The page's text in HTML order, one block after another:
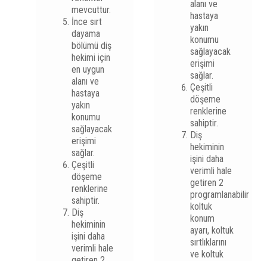
mevcuttur.
İnce sırt
dayama
bölümü diş
hekimi için
en uygun
alanı ve
hastaya
yakın
konumu
sağlayacak
erişimi
sağlar.
Çeşitli
döşeme
renklerine
sahiptir.
Diş
hekiminin
işini daha
verimli hale
alanı ve
hastaya
yakın
konumu
sağlayacak
erişimi
sağlar.
Çeşitli
döşeme
renklerine
sahiptir.
Diş
hekiminin
işini daha
verimli hale
getiren 2
programlanabilir
koltuk
konum
ayarı, koltuk
sırtlıklarını
ve koltuk